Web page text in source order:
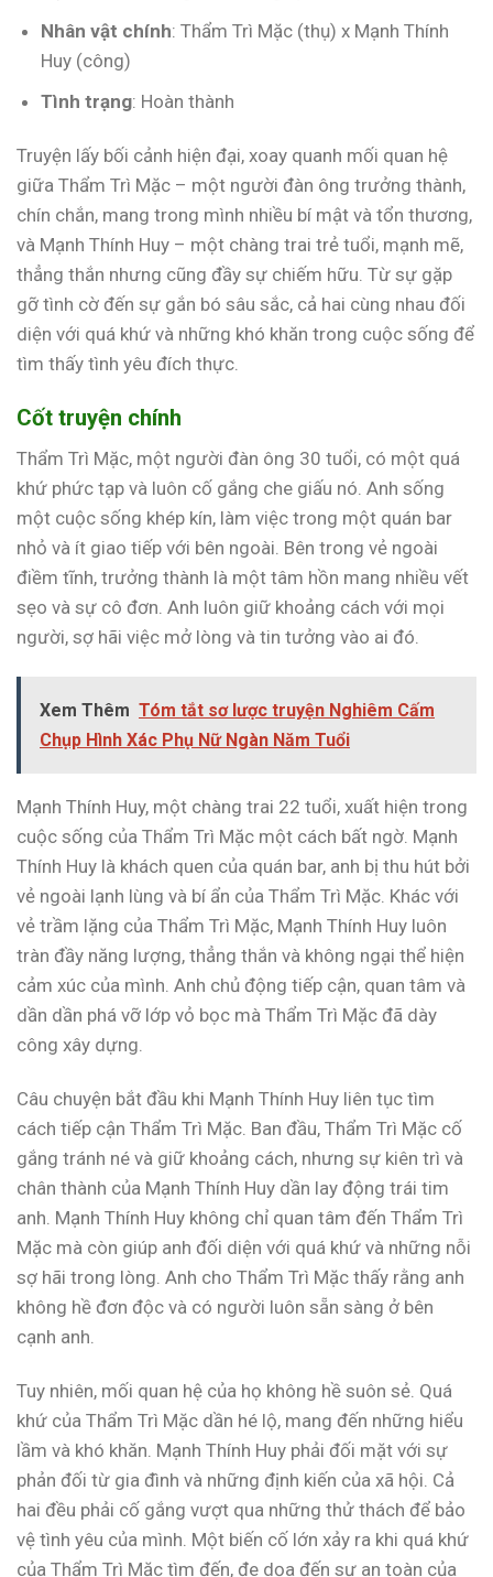
Nhân vật chính: Thẩm Trì Mặc (thụ) x Mạnh Thính
Huy (công)
Tình trạng: Hoàn thành
Truyện lấy bối cảnh hiện đại, xoay quanh mối quan hệ
giữa Thẩm Trì Mặc – một người đàn ông trưởng thành,
chín chắn, mang trong mình nhiều bí mật và tổn thương,
và Mạnh Thính Huy – một chàng trai trẻ tuổi, mạnh mẽ,
thẳng thắn nhưng cũng đầy sự chiếm hữu. Từ sự gặp
gỡ tình cờ đến sự gắn bó sâu sắc, cả hai cùng nhau đối
diện với quá khứ và những khó khăn trong cuộc sống để
tìm thấy tình yêu đích thực.
Cốt truyện chính
Thẩm Trì Mặc, một người đàn ông 30 tuổi, có một quá
khứ phức tạp và luôn cố gắng che giấu nó. Anh sống
một cuộc sống khép kín, làm việc trong một quán bar
nhỏ và ít giao tiếp với bên ngoài. Bên trong vẻ ngoài
điềm tĩnh, trưởng thành là một tâm hồn mang nhiều vết
sẹo và sự cô đơn. Anh luôn giữ khoảng cách với mọi
người, sợ hãi việc mở lòng và tin tưởng vào ai đó.
Xem Thêm Tóm tắt sơ lược truyện Nghiêm Cấm
Chụp Hình Xác Phụ Nữ Ngàn Năm Tuổi
Mạnh Thính Huy, một chàng trai 22 tuổi, xuất hiện trong
cuộc sống của Thẩm Trì Mặc một cách bất ngờ. Mạnh
Thính Huy là khách quen của quán bar, anh bị thu hút bởi
vẻ ngoài lạnh lùng và bí ẩn của Thẩm Trì Mặc. Khác với
vẻ trầm lặng của Thẩm Trì Mặc, Mạnh Thính Huy luôn
tràn đầy năng lượng, thẳng thắn và không ngại thể hiện
cảm xúc của mình. Anh chủ động tiếp cận, quan tâm và
dần dần phá vỡ lớp vỏ bọc mà Thẩm Trì Mặc đã dày
công xây dựng.
Câu chuyện bắt đầu khi Mạnh Thính Huy liên tục tìm
cách tiếp cận Thẩm Trì Mặc. Ban đầu, Thẩm Trì Mặc cố
gắng tránh né và giữ khoảng cách, nhưng sự kiên trì và
chân thành của Mạnh Thính Huy dần lay động trái tim
anh. Mạnh Thính Huy không chỉ quan tâm đến Thẩm Trì
Mặc mà còn giúp anh đối diện với quá khứ và những nỗi
sợ hãi trong lòng. Anh cho Thẩm Trì Mặc thấy rằng anh
không hề đơn độc và có người luôn sẵn sàng ở bên
cạnh anh.
Tuy nhiên, mối quan hệ của họ không hề suôn sẻ. Quá
khứ của Thẩm Trì Mặc dần hé lộ, mang đến những hiểu
lầm và khó khăn. Mạnh Thính Huy phải đối mặt với sự
phản đối từ gia đình và những định kiến của xã hội. Cả
hai đều phải cố gắng vượt qua những thử thách để bảo
vệ tình yêu của mình. Một biến cố lớn xảy ra khi quá khứ
của Thẩm Trì Mặc tìm đến, đe dọa đến sự an toàn của